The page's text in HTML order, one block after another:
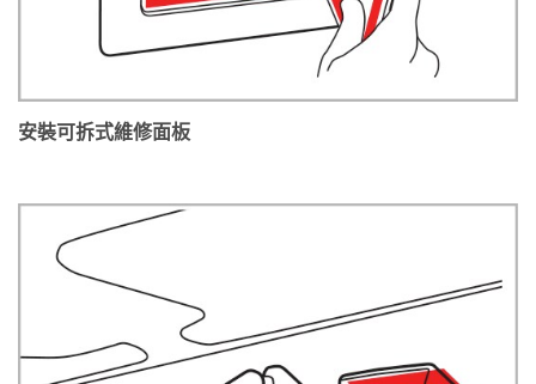
安裝可拆式維修面板